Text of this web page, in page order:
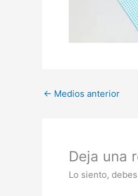
← Medios anterior
Deja una
Lo siento,